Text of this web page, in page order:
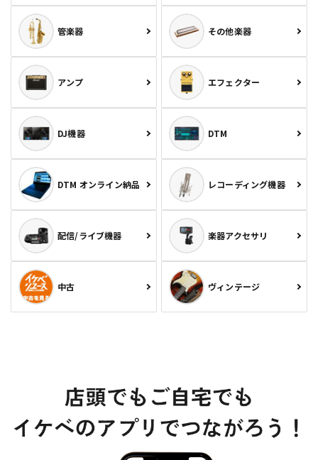
管楽器 その他楽器
アンプ エフェクター
DJ機器 DTM
DTM オンライン納品 レコーディング機器
配信/ライブ機器 楽器アクセサリ
中古 ヴィンテージ